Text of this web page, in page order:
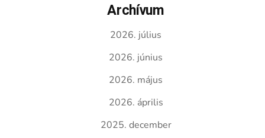
Archívum
2026. július
2026. június
2026. május
2026. április
2025. december